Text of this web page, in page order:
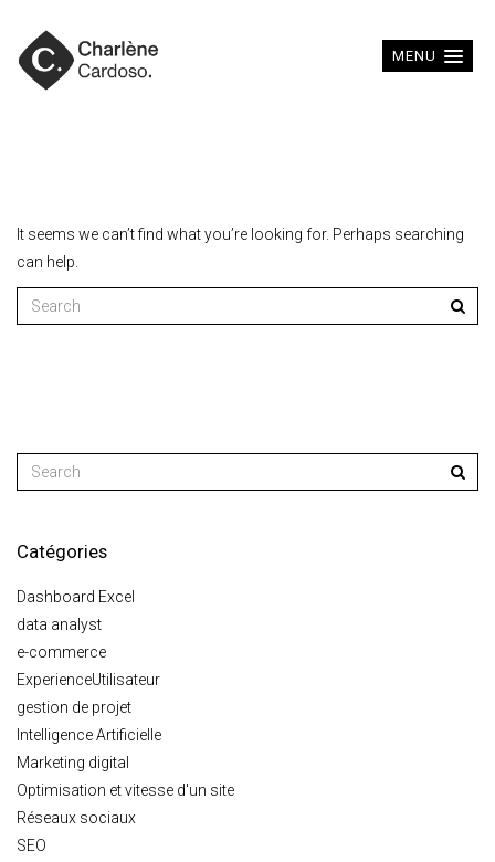
MENU
It seems we can’t find what you’re looking for. Perhaps searching
can help.
Catégories
Dashboard Excel
data analyst
e-commerce
ExperienceUtilisateur
gestion de projet
Intelligence Artificielle
Marketing digital
Optimisation et vitesse d'un site
Réseaux sociaux
SEO